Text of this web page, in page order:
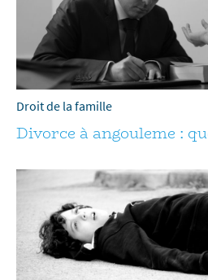
Droit de la famille
Divorce à angouleme :